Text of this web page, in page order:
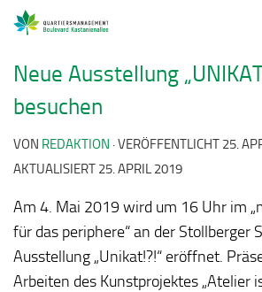
Neue Ausstellung
besuchen
VON REDAKTION · VERÖFFENTLICHT 25.
AKTUALISIERT 25. APRIL 2019
Am 4. Mai 2019 wird um 16 Uhr im
für das periphere“ an der Stollberger
Ausstellung „Unikat!?!“ eröffnet.
Arbeiten des Kunstprojektes „Atelier